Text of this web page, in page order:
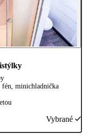
minichladnička
Vybrané